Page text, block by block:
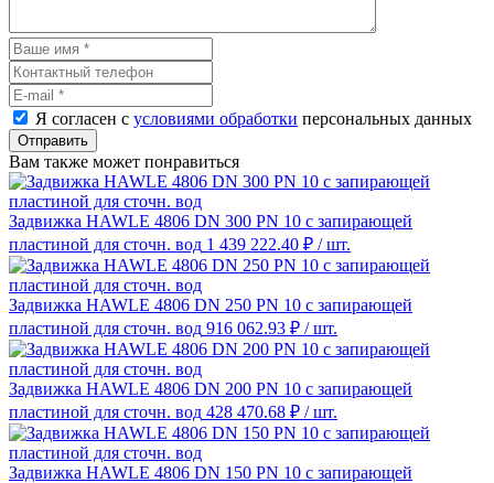
Я согласен с условиями обработки персональных данных
Отправить
Вам также может понравиться
Задвижка HAWLE 4806 DN 300 PN 10 с запирающей
пластиной для сточн. вод 1 439 222.40 ₽ / шт.
Задвижка HAWLE 4806 DN 250 PN 10 с запирающей
пластиной для сточн. вод 916 062.93 ₽ / шт.
Задвижка HAWLE 4806 DN 200 PN 10 с запирающей
пластиной для сточн. вод 428 470.68 ₽ / шт.
Задвижка HAWLE 4806 DN 150 PN 10 с запирающей